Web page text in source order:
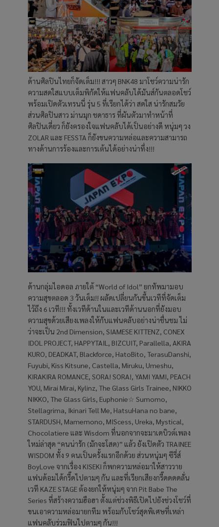
ด้านศิลปินไทยก็จัดเต็ม!!! สาวๆ BNK48 มาโชว์ความน่ารัก
ความสดใสแบบเต็มพิกัดให้แฟนคลับได้มันส์กันตลอดโชว์
พร้อมเปิดตัวเทรนนี่ รุ่น 5 ที่เรียกได้ว่า สดใส น่ารักสมวัย
ส่วนศิลปินสาว ม่านมุก ชดาธาร ที่ผันตัวมาทำหน้าที่
ศิลปินเดี่ยว ก็ยังครองใจแฟนคลับได้เป็นอย่างดี หนุ่มๆ วง
ZOLAR และ FESSTA ก็ยังขนความหล่อและความสามารถ
ทางด้านการร้องและการเต้นได้อย่างน่าทึ่ง!!!
ด้านกลุ่มไอดอล ภายใต้ “World of Idol” ยกทัพมามอบ
ความสุขตลอด 3 วันเต็ม!! ผลัดเปลี่ยนกันขึ้นเวทีที่จัดเต็ม
ไว้ถึง 6 เวที!!! ทั้งเวทีด้านในและเวทีด้านนอกที่ยังมอบ
ความสุขด้วยเสียงเพลงให้กับแฟนคลับอย่างน่าชื่นชม ไม่
ว่าจะเป็น 2nd Dimension, SIAMESE KITTENZ, CONEX
IDOL PROJECT, HAPPYTAIL, BIZCUIT, Parallella, AKIRA
KURO, DEADKAT, Blackforce, HatoBito, TerasuDanshi,
Fuyubi, Kiss Kitsune, Castella, Miruku, Umeshu,
KIRAKIRA ROMANCE, SORA! SORA!, YAMI YAMI, PEACH
YOU, Mirai Mirai, Kylinz, The Glass Girls Trainee, NIKKO
NIKKO, The Glass Girls, Euphonie☆ Sumomo,
Stellagrima, Ikinari Tell Me, HatsuHana no bane,
STARDUSH, Mamemono, MIScess, Ureka, Mystical,
Chocolatiere และ Wisdom ที่นอกจากจะมาเดบิวต์เพลง
ใหม่ล่าสุด “คนน่ารัก (มักจะโสด)” แล้ว ยังเปิดตัว TRAINEE
WISDOM ทั้ง 9 คนเป็นครั้งแรกอีกด้วย ส่วนหนุ่มๆ ซีรี่ส์
BoyLove จากเรื่อง KISEKI ก็พกความหล่อมาให้สาววาย
แฟนด้อมได้กรี๊ดไปตามๆ กัน และที่เรียกเสียงกรี๊ดดดดลั่น
เวที KAZE STAGE ต้องยกให้หนุ่มๆ จาก Pit Babe The
Series ที่สร้างความฮือฮา ตั้งแต่ช่วงพิธีเปิดไปยังช่วงโชว์ที่
ขนเอาความหล่อมายกทีม พร้อมกับโชว์สุดพิเศษที่เหล่า
แฟนคลับร่วมฟินไปตามๆ กัน!!!